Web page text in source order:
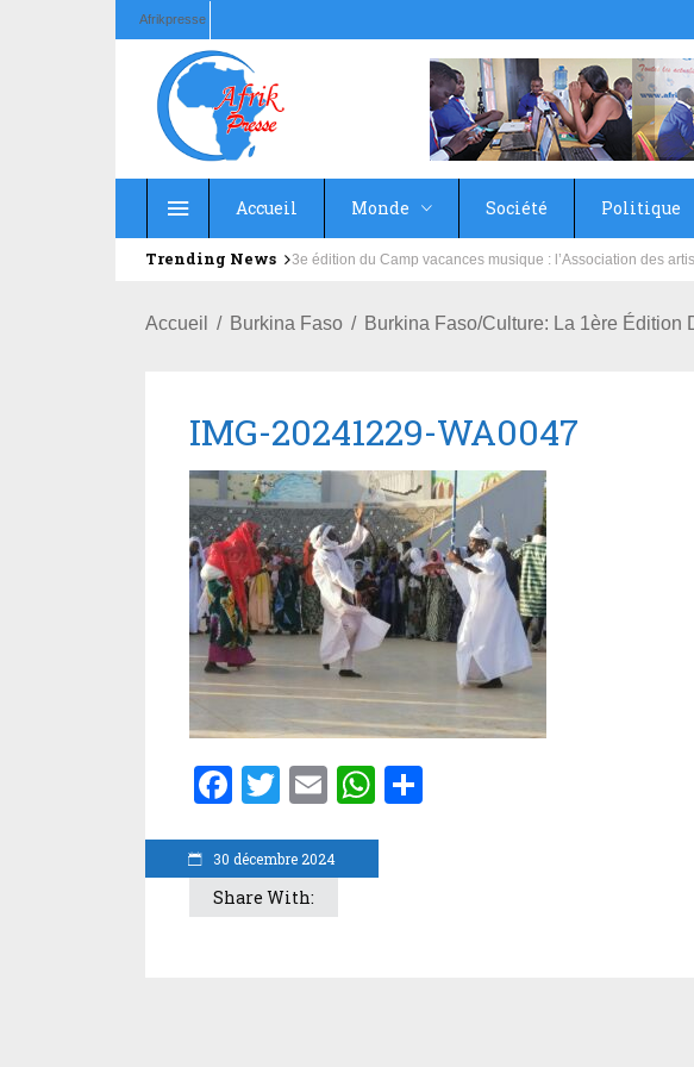
Afrikpresse
Accueil Monde Société Politique
Trending News Education : la fédération de la Russie rénove les écoles
Accueil Burkina Faso Burkina Faso/Culture: La 1ère Édition
30 décembre 2024
IMG-20241229-WA0047
Facebook
Twitter
EmailWhatsApp
Share With: